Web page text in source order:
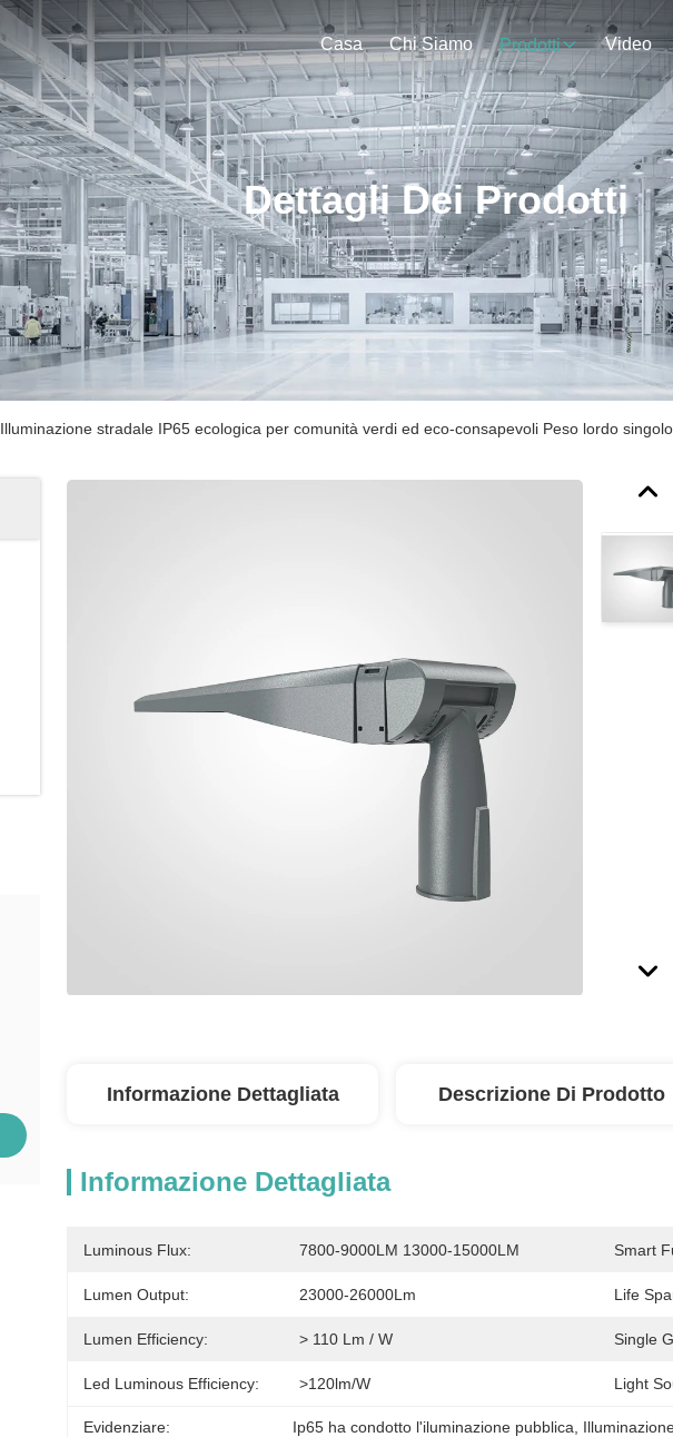
Casa Chi Siamo Prodotti Video
Dettagli Dei Prodotti
Illuminazione stradale IP65 ecologica per comunità verdi ed eco-consapevoli Peso lordo
Informazione Dettagliata Descrizione Di Prodotto
Informazione Dettagliata
Luminous Flux: 7800-9000LM 13000-15000LM Smart
Lumen Output: 23000-26000Lm Life
Lumen Efficiency: > 110 Lm / W Single
Led Luminous Efficiency: >120lm/W Light
Evidenziare: Ip65 ha condotto l'iluminazione pubblica